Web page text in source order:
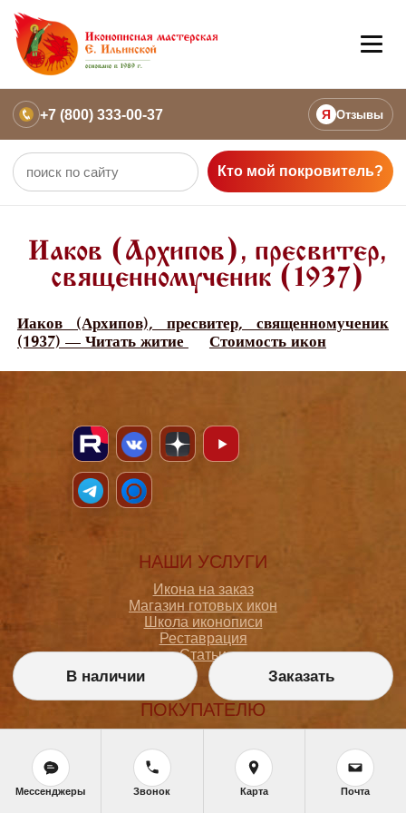
+7 (800) 333-00-37 Я Отзывы
Кто мой покровитель?
Иаков (Архипов), пресвитер,
священномученик (1937)
Иаков (Архипов), пресвитер, священномученик
(1937) — Читать житие
Стоимость икон
НАШИ УСЛУГИ
Икона на заказ
Магазин готовых икон
Школа иконописи
Реставрация
Статьи
ПОКУПАТЕЛЮ
Как сделать заказ
Доставка и оплата
Политика конфиденциальности
В наличии Заказать
Мессенджеры Звонок Карта Почта